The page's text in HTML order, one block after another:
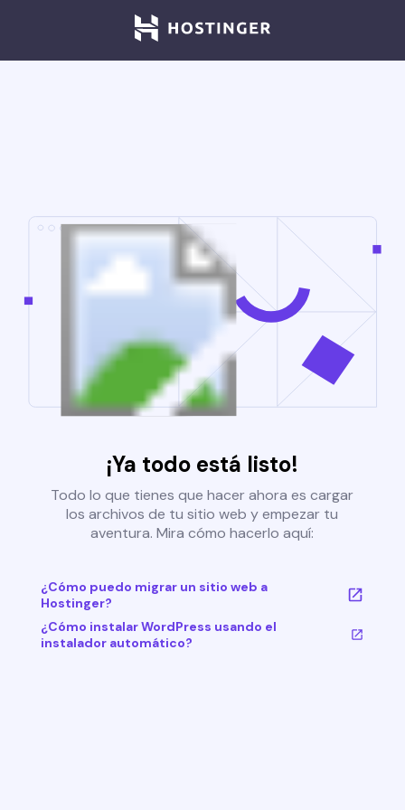
¡Ya todo está listo!
Todo lo que tienes que hacer ahora es cargar
los archivos de tu sitio web y empezar tu
aventura. Mira cómo hacerlo aquí:
¿Cómo puedo migrar un sitio web a
Hostinger?
¿Cómo instalar WordPress usando el
instalador automático?